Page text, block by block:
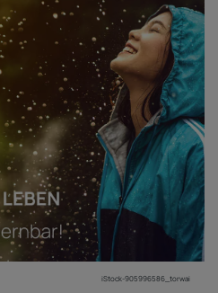
iStock-905996586_torwai